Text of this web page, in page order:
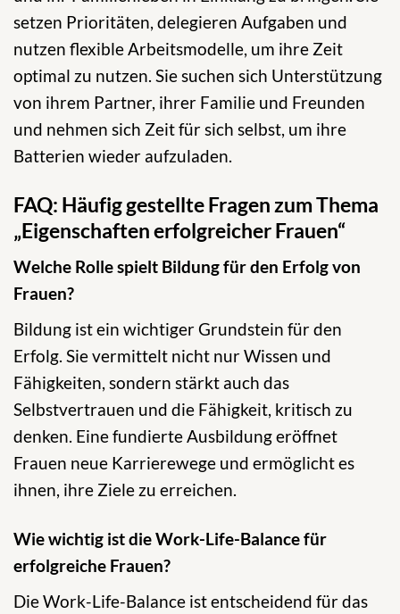
setzen Prioritäten, delegieren Aufgaben und
nutzen flexible Arbeitsmodelle, um ihre Zeit
optimal zu nutzen. Sie suchen sich Unterstützung
von ihrem Partner, ihrer Familie und Freunden
und nehmen sich Zeit für sich selbst, um ihre
Batterien wieder aufzuladen.
FAQ: Häufig gestellte Fragen zum Thema
„Eigenschaften erfolgreicher Frauen“
Welche Rolle spielt Bildung für den Erfolg von
Frauen?
Bildung ist ein wichtiger Grundstein für den
Erfolg. Sie vermittelt nicht nur Wissen und
Fähigkeiten, sondern stärkt auch das
Selbstvertrauen und die Fähigkeit, kritisch zu
denken. Eine fundierte Ausbildung eröffnet
Frauen neue Karrierewege und ermöglicht es
ihnen, ihre Ziele zu erreichen.
Wie wichtig ist die Work-Life-Balance für
erfolgreiche Frauen?
Die Work-Life-Balance ist entscheidend für das